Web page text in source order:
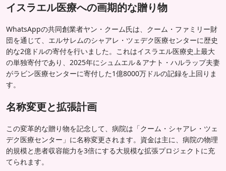
イスラエル医療への画期的な贈り物
WhatsAppの共同創業者ヤン・クーム氏は、クーム・ファミリー財
団を通じて、エルサレムのシャアレ・ツェデク医療センターに歴史
的な2億ドルの寄付を行いました。これはイスラエル医療史上最大
の単独寄付であり、2025年にシュムエル＆アナト・ハルラップ夫妻
がラビン医療センターに寄付した1億8000万ドルの記録を上回りま
す。
名称変更と拡張計画
この変革的な贈り物を記念して、病院は「クーム・シャアレ・ツェ
デク医療センター」に名称変更されます。資金は主に、病院の物理
的規模と患者収容能力を3倍にする大規模な拡張プロジェクトに充
てられます。